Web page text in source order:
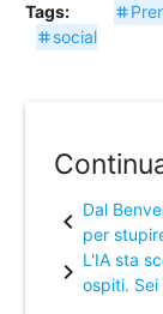
Tags: tag
tag social
chevron_left Dal
per
chevron_right L'IA sta
ospiti.